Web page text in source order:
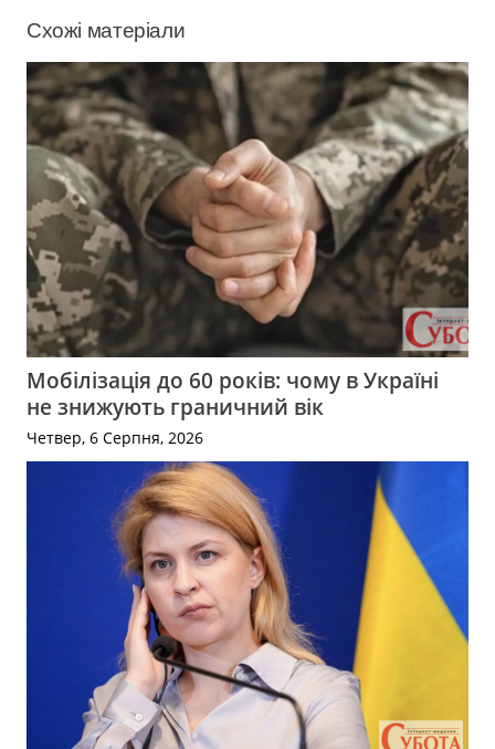
Схожі матеріали
Мобілізація до 60 років: чому в Україні
не знижують граничний вік
Четвер, 6 Серпня, 2026